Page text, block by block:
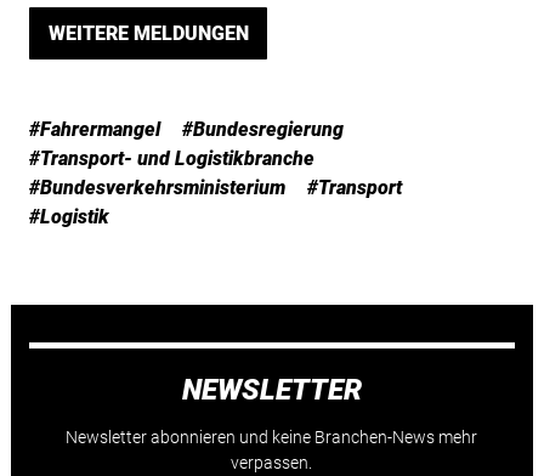
WEITERE MELDUNGEN
#Fahrermangel
#Bundesregierung
#Transport- und Logistikbranche
#Bundesverkehrsministerium
#Transport
#Logistik
NEWSLETTER
Newsletter abonnieren und keine Branchen-News mehr
verpassen.